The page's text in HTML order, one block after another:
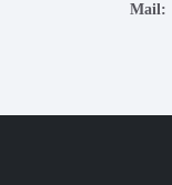
Mail: